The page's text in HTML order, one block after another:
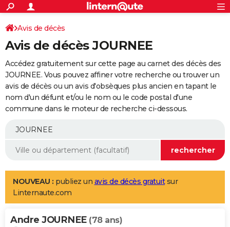
ACTUALITÉS
Politique
Société
Faits Divers
Education
Monde
Villes
+
SPORT
Coupe du monde 2026
Football
Tennis
Cyclisme
Rugby
Forum
Programme TV
TNT
Streaming
Cinéma
Sorties cinéma
Musique
+
FINANCE
Retraite
Epargne
Immobilier
Risques naturels par ville
Banque
Assurance
AUTO
Essais
Réserver un essai
Citadines
Berlines
SUV
Forum auto
+
Mobiles
Meilleur smartphone
Internet
Ordinateurs
Jeux vidéo
Guide high-tech
Aménagement intérieur
LIFESTYLE
Art de vivre
Bien-être
Loisirs
Mode
Modes de vie
Alimentation
Guide de la santé
Maladies
Médicaments
Sommeil
VOYAGE
Avis de décès
Avis de décès JOURNEE
Accédez gratuitement sur cette page au carnet des décès des
JOURNEE. Vous pouvez affiner votre recherche ou trouver un
avis de décès ou un avis d'obsèques plus ancien en tapant le
nom d'un défunt et/ou le nom ou le code postal d'une
commune dans le moteur de recherche ci-dessous.
NOUVEAU : publiez un avis de décès gratuitsur
Linternaute.com
Andre JOURNEE (78 ans)